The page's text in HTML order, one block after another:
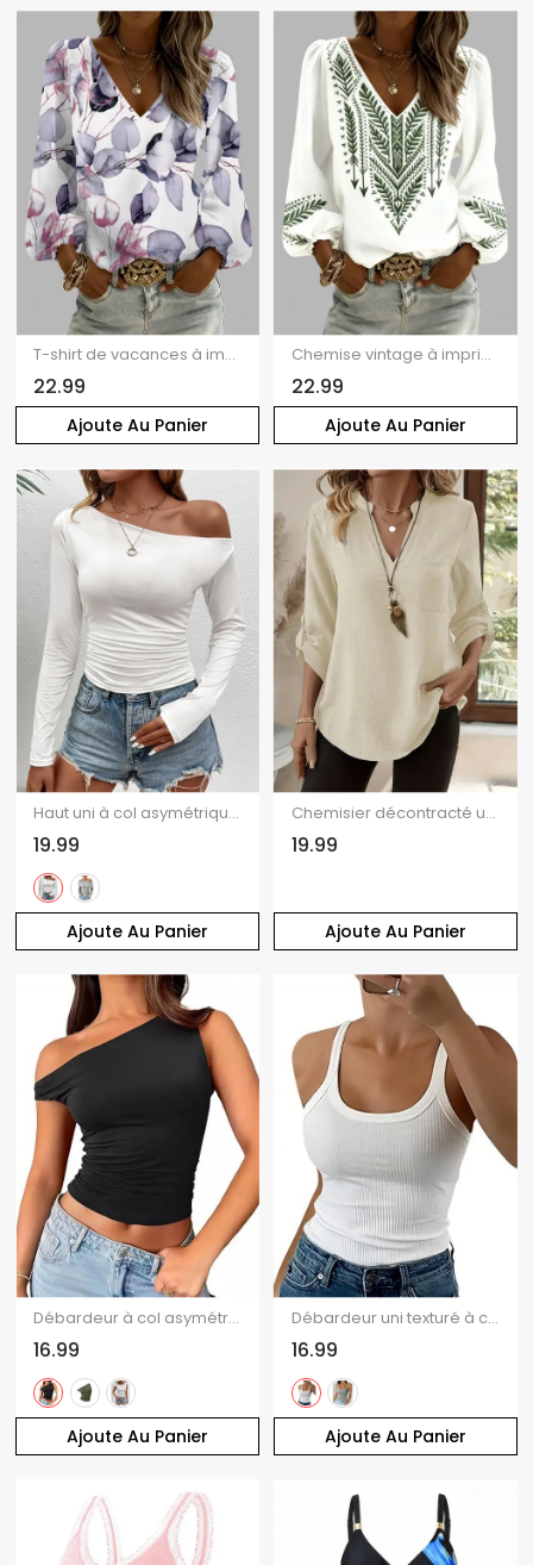
Ajoute Au Panier
T-shirt de vacances à imprimé feuilles colorées, col en V et manches lanternes
22.99
Ajoute Au Panier
Chemise vintage à imprimé ethnique flèche, col en V et manches lanternes
22.99
Ajoute Au Panier
Haut uni à col asymétrique et manches longues froncées
19.99
Ajoute Au Panier
Chemisier décontracté uni à col montant et manches retroussables
19.99
Ajoute Au Panier
Débardeur à col asymétrique, couleur unie, froncé, style décontracté
16.99
Ajoute Au Panier
Débardeur uni texturé à col rond, débardeur décontracté
16.99